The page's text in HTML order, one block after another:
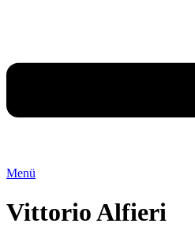
Menü
Vittorio Alfieri